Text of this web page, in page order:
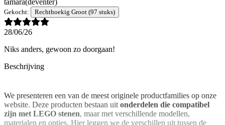
Gekocht: Rechthoekig Groot (97 stuks)
28/06/26
Niks anders, gewoon zo doorgaan!
Beschrijving
We presenteren een van de meest originele productfamilies op onze
website. Deze producten bestaan uit onderdelen die compatibel
zijn met LEGO stenen, maar met verschillende modellen,
materialen en opties. Hier leggen we de verschillen uit tussen de